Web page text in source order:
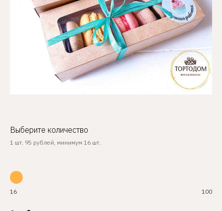
Выберите количество
1 шт. 95 рублей, минимум 16 шт.
16 100